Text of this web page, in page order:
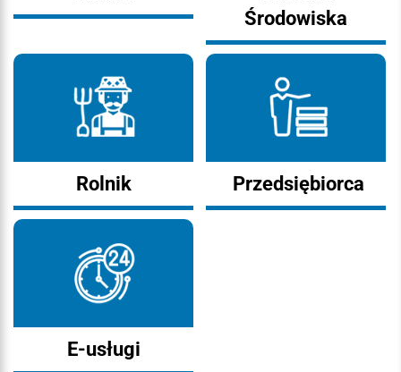
Środowiska
Rolnik Przedsiębiorca
E-usługi